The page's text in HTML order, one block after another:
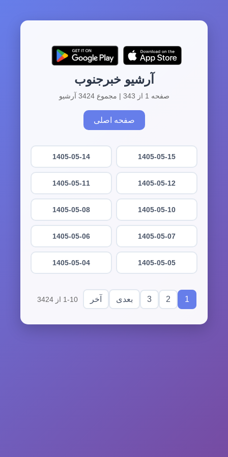
آرشیو خبرجنوب
صفحه 1 از 343 | مجموع 3424 آرشیو
صفحه اصلی
1405-05-15
1405-05-14
1405-05-12
1405-05-11
1405-05-10
1405-05-08
1405-05-07
1405-05-06
1405-05-05
1405-05-04
1
2
3 بعدی آخر 1-10 از 3424